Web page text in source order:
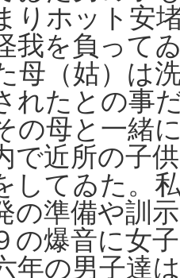
りホット安
我を負って
母（姑）は
れたとの事
の母と一緒
で近所の子
してゐた。
の準備や訓
の爆音に女
年の男子達